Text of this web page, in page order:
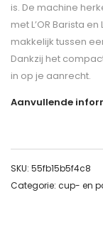
is. De machine
met L’OR Barista
makkelijk tussen
Dankzij het
in op je aanrecht.
Aanvullende
SKU: 55fb15b5f4c8
Categorie: cup- en